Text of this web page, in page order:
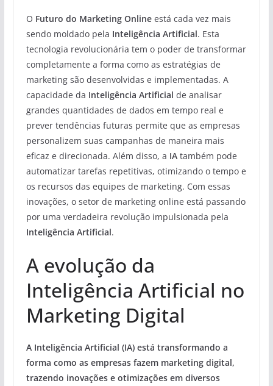
O Futuro do Marketing Onlineestá cada vez mais
sendo moldado pela Inteligência Artificial. Esta
tecnologia revolucionária tem o poder de transformar
completamente a forma como as estratégias de
marketing são desenvolvidas e implementadas. A
capacidade da Inteligência Artificial de analisar
grandes quantidades de dados em tempo real e
prever tendências futuras permite que as empresas
personalizem suas campanhas de maneira mais
eficaz e direcionada. Além disso, a IAtambém pode
automatizar tarefas repetitivas, otimizando o tempo e
os recursos das equipes de marketing. Com essas
inovações, o setor de marketing online está passando
por uma verdadeira revolução impulsionada pela
Inteligência Artificial.
A evolução da
Inteligência Artificial no
Marketing Digital
A Inteligência Artificial (IA) está transformando a
forma como as empresas fazem marketing digital,
trazendo inovações e otimizações em diversos